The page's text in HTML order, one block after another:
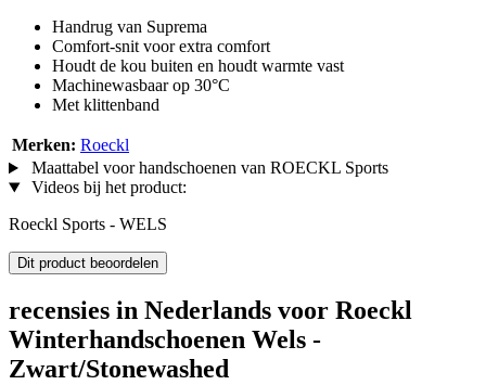
Handrug van Suprema
Comfort-snit voor extra comfort
Houdt de kou buiten en houdt warmte vast
Machinewasbaar op 30°C
Met klittenband
Merken: Roeckl
Maattabel voor handschoenen van ROECKL Sports
Videos bij het product:
Roeckl Sports - WELS
Dit product beoordelen
recensies in Nederlands voor Roeckl
Winterhandschoenen Wels -
Zwart/Stonewashed